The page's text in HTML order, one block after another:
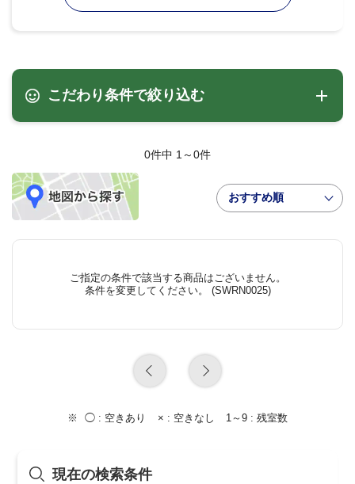
こだわり条件で絞り込む
0件中 1～0件
おすすめ順
ご指定の条件で該当する商品はございません。
条件を変更してください。 (SWRN0025)
◯ : 空きあり × : 空きなし 1～9 : 残室数
現在の検索条件